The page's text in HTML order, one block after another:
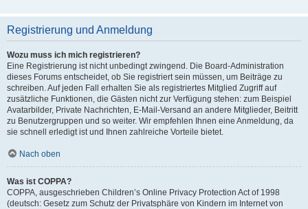
Registrierung und Anmeldung
Wozu muss ich mich registrieren?
Eine Registrierung ist nicht unbedingt zwingend. Die Board-Administration
dieses Forums entscheidet, ob Sie registriert sein müssen, um Beiträge zu
schreiben. Auf jeden Fall erhalten Sie als registriertes Mitglied Zugriff auf
zusätzliche Funktionen, die Gästen nicht zur Verfügung stehen: zum Beispiel
Avatarbilder, Private Nachrichten, E-Mail-Versand an andere Mitglieder, Beitritt
zu Benutzergruppen und so weiter. Wir empfehlen Ihnen eine Anmeldung, da
sie schnell erledigt ist und Ihnen zahlreiche Vorteile bietet.
Nach oben
Was ist COPPA?
COPPA, ausgeschrieben Children’s Online Privacy Protection Act of 1998
(deutsch: Gesetz zum Schutz der Privatsphäre von Kindern im Internet von